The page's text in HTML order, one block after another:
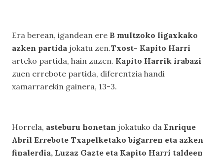
Era berean, igandean ere B multzoko ligaxkako
azken partida jokatu zen.Txost- Kapito Harri
arteko partida, hain zuzen. Kapito Harrik irabazi
zuen errebote partida, diferentzia handi
xamarrarekin gainera, 13-3.
Horrela, asteburu honetan jokatuko da Enrique
Abril Errebote Txapelketako bigarren eta azken
finalerdia, Luzaz Gazte eta Kapito Harri taldeen